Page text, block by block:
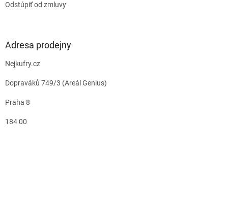
Odstúpiť od zmluvy
Adresa prodejny
Nejkufry.cz
Dopraváků 749/3 (Areál Genius)
Praha 8
184 00